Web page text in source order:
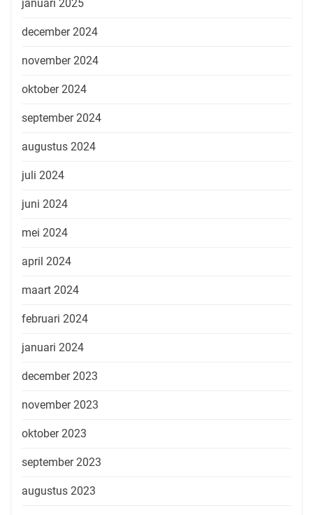
januari 2025
december 2024
november 2024
oktober 2024
september 2024
augustus 2024
juli 2024
juni 2024
mei 2024
april 2024
maart 2024
februari 2024
januari 2024
december 2023
november 2023
oktober 2023
september 2023
augustus 2023